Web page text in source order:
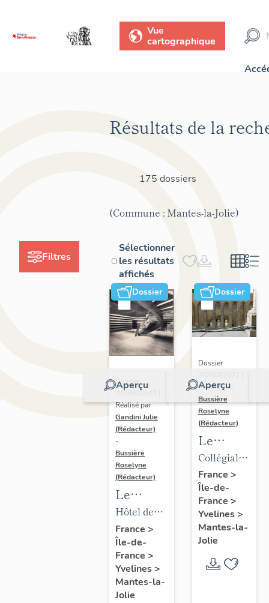
Vue
cartographique
Filtres
Résultats de la
175 dossiers
(Commune : Mantes-la-Jolie)
Sélectionner
les résultats
affichés
Dossier
Aperçu
Dossier
IM78002649 |
Réalisé par
Gandini Julie
(Rédacteur)
-
Bussière
Roselyne
(Rédacteur)
Le
mobilier
de l'hôtel
de ville
Hôtel de
ville
France >
Île-de-
France >
Yvelines>
Mantes-la-
Jolie
Dossier
Aperçu
Dossier
Réalisé par
Bussière
Roselyne
(Rédacteur)
Le
mobilier
de la
collégiale
Collégiale
Notre-
Dame
France >
Île-de-
France >
Yvelines>
Mantes-la-
Jolie